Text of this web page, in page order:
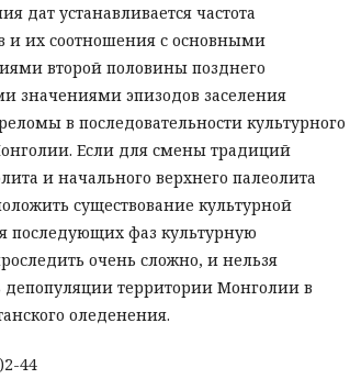
дат устанавливается частота
и их соотношения с основными
второй половины позднего
значениями эпизодов заселения
в последовательности культурного
Если для смены традиций
и начального верхнего палеолита
существование культурной
последующих фаз культурную
очень сложно, и нельзя
депопуляции территории Монголии в
оледенения.
44